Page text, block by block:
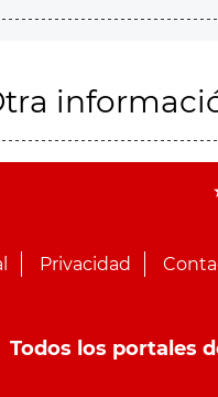
Privacidad
Todos los portales